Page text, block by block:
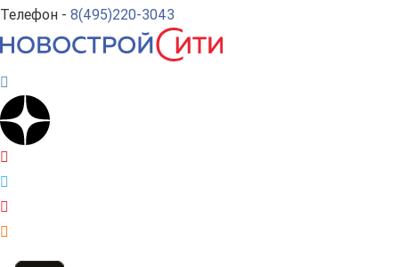
Телефон - 8(495)220-3043